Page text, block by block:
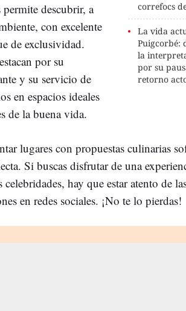
correfocs
La vida
Puigcorbé:
la
por su
retorno
descubrir, a
con excelente
de exclusividad.
por su
y su servicio de
en espacios ideales
de la buena vida.
lugares con propuestas culinarias
Si buscas disfrutar de una
celebridades, hay que estar atento de
en redes sociales. ¡No te lo pierdas!